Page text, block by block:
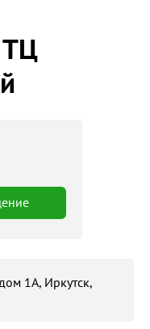
ТЦ
1А, Иркутск,